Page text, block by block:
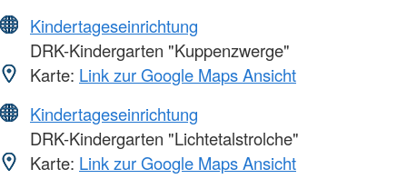
Kindertageseinrichtung
DRK-Kindergarten "Kuppenzwerge"
Karte: Link zur Google Maps Ansicht
Kindertageseinrichtung
DRK-Kindergarten "Lichtetalstrolche"
Karte: Link zur Google Maps Ansicht